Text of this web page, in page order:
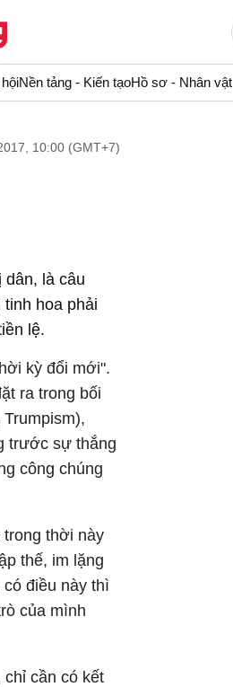
Nền tảng - Kiến tạoHồ sơ - Nhân vật
10:00 (GMT+7)
dân, là câu
hoa phải
lệ.
kỳ đổi mới".
ra trong bối
trước sự thắng
công chúng
trong thời này
thế, im lặng
điều này thì
của mình
cần có kết